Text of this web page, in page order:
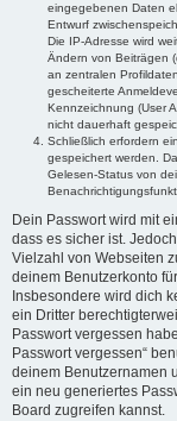
eingegebenen Daten
Entwurf
Die IP-Adresse wird
Ändern von Beiträgen
an zentralen
gescheiterte
Kennzeichnung (User
nicht dauerhaft
Schließlich erfordern
gespeichert werden.
Gelesen-Status von
Dein Passwort wird mit
dass es sicher ist.
Vielzahl von Webseiten
deinem Benutzerkonto
Insbesondere wird dich
ein Dritter
Passwort vergessen
Passwort vergessen“
deinem Benutzernamen
ein neu generiertes
Board zugreifen kannst.